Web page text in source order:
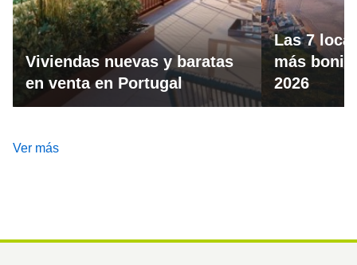
Viviendas nuevas y baratas
en venta en Portugal
Las 7
más
2026
Ver más